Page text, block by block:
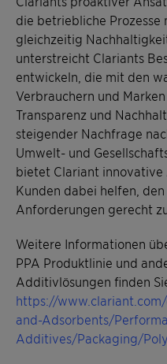
die betriebliche Prozesse
gleichzeitig
unterstreicht Clariants
entwickeln, die mit den
Verbrauchern und
Transparenz und
steigender Nachfrage
Umwelt- und
bietet Clariant
Kunden dabei helfen,
Anforderungen gerecht
Weitere Informationen
PPA Produktlinie und
Additivlösungen finden
https://
and-Adsorbents/
Additives/Packaging/